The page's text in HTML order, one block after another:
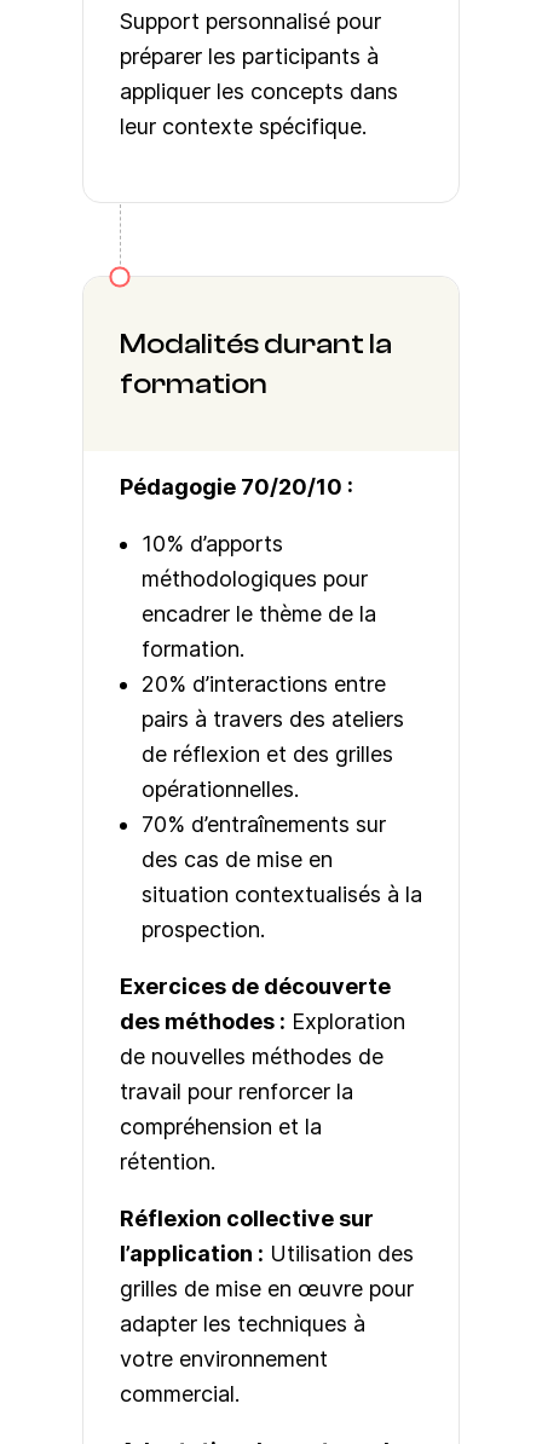
Support personnalisé pour
préparer les participants à
appliquer les concepts dans
leur contexte spécifique.
Modalités durant la
formation
Pédagogie 70/20/10 :
10% d’apports
méthodologiques pour
encadrer le thème de la
formation.
20% d’interactions entre
pairs à travers des ateliers
de réflexion et des grilles
opérationnelles.
70% d’entraînements sur
des cas de mise en
situation contextualisés à la
prospection.
Exercices de découverte
des méthodes : Exploration
de nouvelles méthodes de
travail pour renforcer la
compréhension et la
rétention.
Réflexion collective sur
l’application : Utilisation des
grilles de mise en œuvre pour
adapter les techniques à
votre environnement
commercial.